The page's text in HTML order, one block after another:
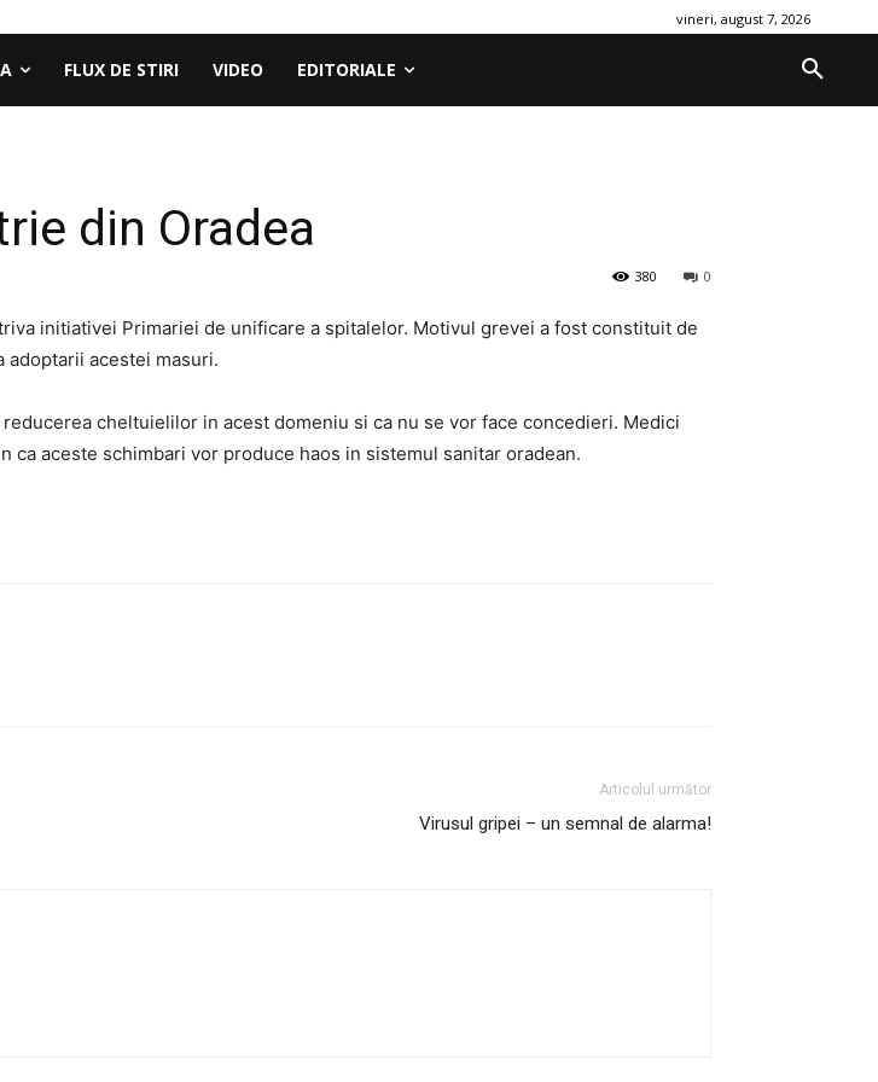
vineri, august 7, 2026
FLUX DE STIRI VIDEO EDITORIALE
din Oradea
0
380
initiativei Primariei de unificare a spitalelor. Motivul grevei a fost constituit de
adoptarii acestei masuri.
cheltuielilor in acest domeniu si ca nu se vor face concedieri. Medici
aceste schimbari vor produce haos in sistemul sanitar oradean.
Articolul următor
Virusul gripei – un semnal de alarma!